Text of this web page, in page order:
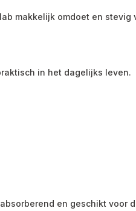
makkelijk omdoet en stevig
in het dagelijks leven.
en geschikt voor